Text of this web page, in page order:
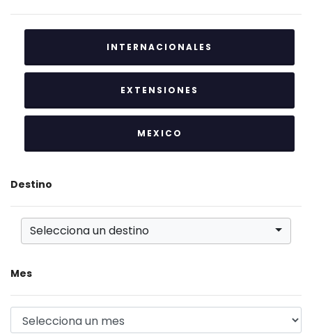
INTERNACIONALES
EXTENSIONES
MEXICO
Destino
Selecciona un destino
Mes